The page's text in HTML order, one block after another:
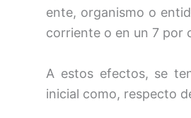
ente, organismo o
corriente o en un 7 por
A estos efectos, se
inicial como, respecto